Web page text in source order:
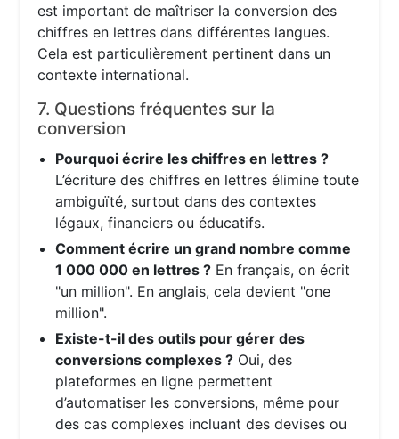
est important de maîtriser la conversion des
chiffres en lettres dans différentes langues.
Cela est particulièrement pertinent dans un
contexte international.
7. Questions fréquentes sur la
conversion
Pourquoi écrire les chiffres en lettres ?
L’écriture des chiffres en lettres élimine toute
ambiguïté, surtout dans des contextes
légaux, financiers ou éducatifs.
Comment écrire un grand nombre comme
1 000 000 en lettres ? En français, on écrit
"un million". En anglais, cela devient "one
million".
Existe-t-il des outils pour gérer des
conversions complexes ? Oui, des
plateformes en ligne permettent
d’automatiser les conversions, même pour
des cas complexes incluant des devises ou